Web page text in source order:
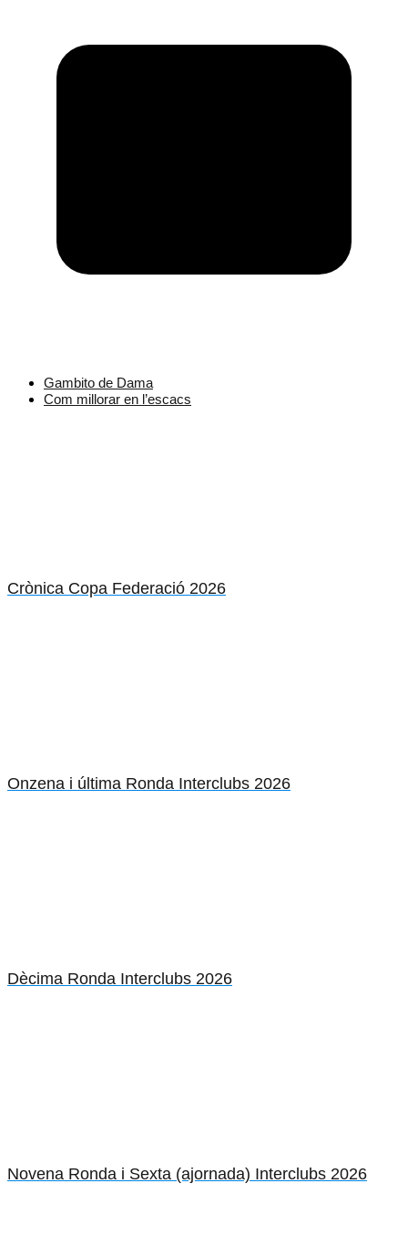
Gambito de Dama
Com millorar en l’escacs
Crònica Copa Federació 2026
Onzena i última Ronda Interclubs 2026
Dècima Ronda Interclubs 2026
Novena Ronda i Sexta (ajornada) Interclubs 2026